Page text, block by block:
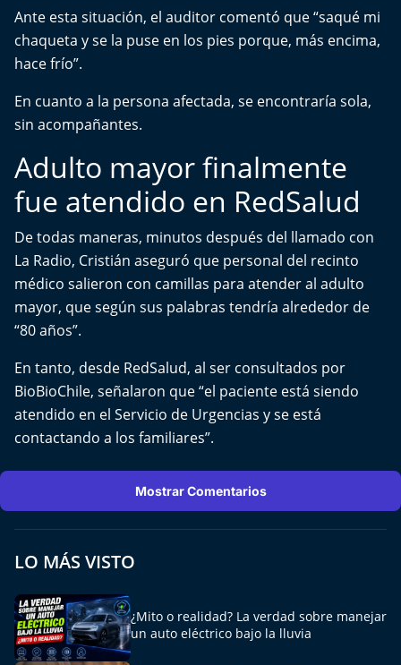
Motorfem
Agenda Propia
Chile, Historia de 30 años
Carrera a La Moneda
Aquí Estamos
Sello de raza
Trasnoche
Reto Inmobiliario
Punto de Encuentro
Ante esta situación, el auditor comentó que “saqué mi
chaqueta y se la puse en los pies porque, más encima,
hace frío”.
En cuanto a la persona afectada, se encontraría sola,
sin acompañantes.
Adulto mayor finalmente
fue atendido en RedSalud
De todas maneras, minutos después del llamado con
La Radio, Cristián aseguró que personal del recinto
médico salieron con camillas para atender al adulto
mayor, que según sus palabras tendría alrededor de
“80 años”.
En tanto, desde RedSalud, al ser consultados por
BioBioChile, señalaron que “el paciente está siendo
atendido en el Servicio de Urgencias y se está
contactando a los familiares”.
Mostrar Comentarios
LO MÁS VISTO
¿Mito o realidad? La verdad sobre manejar
un auto eléctrico bajo la lluvia